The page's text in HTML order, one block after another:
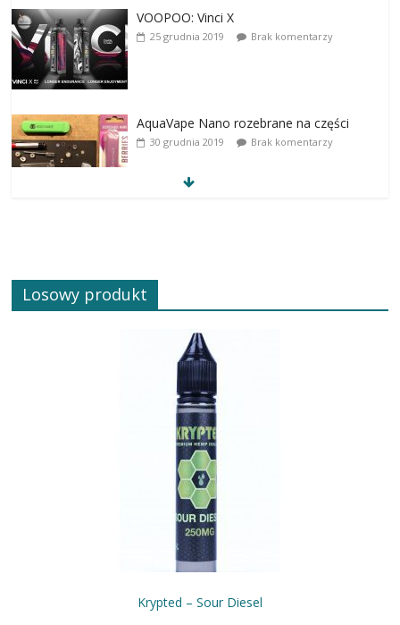
VOOPOO: Vinci X
25 grudnia 2019 Brak komentarzy
AquaVape Nano rozebrane na części
30 grudnia 2019 Brak komentarzy
Losowy produkt
Krypted – Sour Diesel